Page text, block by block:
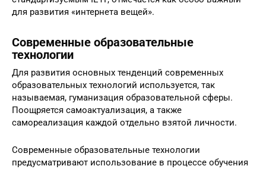
для развития «интернета вещей».
Современные образовательные
технологии
Для развития основных тенденций современных
образовательных технологий используется, так
называемая, гуманизация образовательной сферы.
Поощряется самоактуализация, а также
самореализация каждой отдельно взятой личности.
Современные образовательные технологии
предусматривают использование в процессе обучения